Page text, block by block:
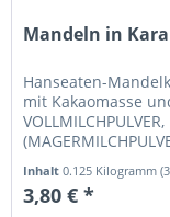
Mandeln in
Hanseaten-
mit Kakaomasse
Inhalt0.125 Kilogramm
3,80 € *